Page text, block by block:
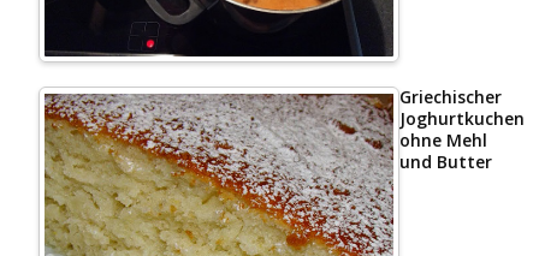
Griechischer
Joghurtkuchen
ohne Mehl
und Butter